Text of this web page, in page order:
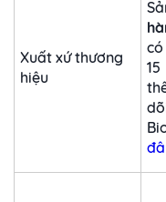
Xuất xứ thương
hiệu